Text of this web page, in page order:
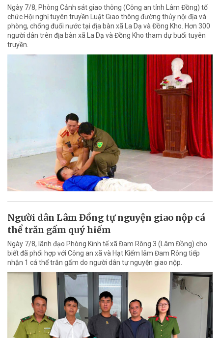
Ngày 7/8, Phòng Cảnh sát giao thông (Công an tỉnh Lâm Đồng) tổ
chức Hội nghị tuyên truyền Luật Giao thông đường thủy nội địa và
phòng, chống đuối nước tại địa bàn xã La Dạ và Đồng Kho. Hơn 300
người dân trên địa bàn xã La Dạ và Đồng Kho tham dự buổi tuyên
truyền.
Người dân Lâm Đồng tự nguyện giao nộp cá
thể trăn gấm quý hiếm
Ngày 7/8, lãnh đạo Phòng Kinh tế xã Đam Rông 3 (Lâm Đồng) cho
biết đã phối hợp với Công an xã và Hạt Kiểm lâm Đam Rông tiếp
nhận 1 cá thể trăn gấm do người dân tự nguyện giao nộp.